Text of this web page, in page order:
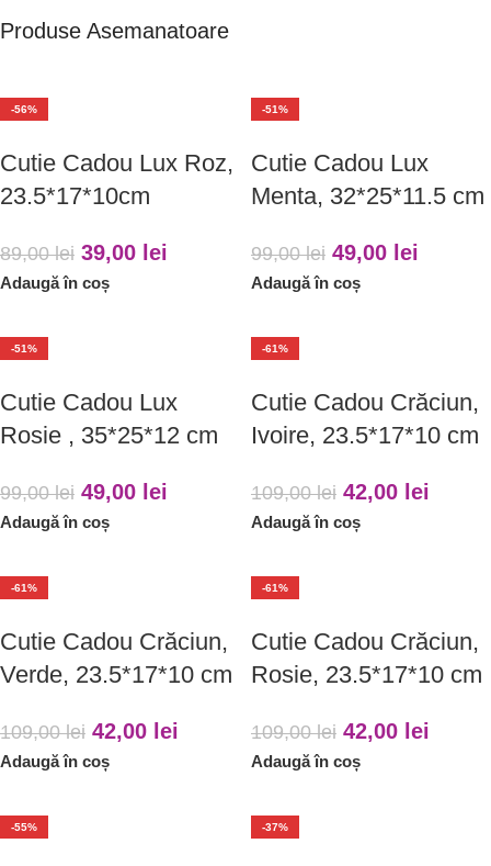
Produse Asemanatoare
-56%
Cutie Cadou Lux Roz,
23.5*17*10cm
89,00lei 39,00 lei
Adaugă în coș
-51%
Cutie Cadou Lux
Menta, 32*25*11.5 cm
99,00lei 49,00 lei
Adaugă în coș
-51%
Cutie Cadou Lux
Rosie , 35*25*12 cm
99,00lei 49,00 lei
Adaugă în coș
-61%
Cutie Cadou Crăciun,
Ivoire, 23.5*17*10 cm
109,00lei 42,00 lei
Adaugă în coș
-61%
Cutie Cadou Crăciun,
Verde, 23.5*17*10 cm
109,00lei 42,00 lei
Adaugă în coș
-61%
Cutie Cadou Crăciun,
Rosie, 23.5*17*10 cm
109,00lei 42,00 lei
Adaugă în coș
-55% -37%